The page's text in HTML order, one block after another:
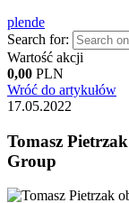
plende
Search for:
Wartość akcji
0,00 PLN
Wróć do artykułów
17.05.2022
Tomasz
Group